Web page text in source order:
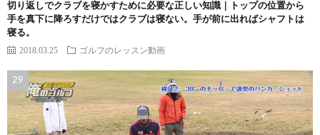
切り返しでクラブを寝かすために必要な正しい知識｜トップの位置から
手を真下に降ろすだけではクラブは寝ない。手が前に出ればシャフトは
寝る。
2018.03.25 ゴルフのレッスン動画